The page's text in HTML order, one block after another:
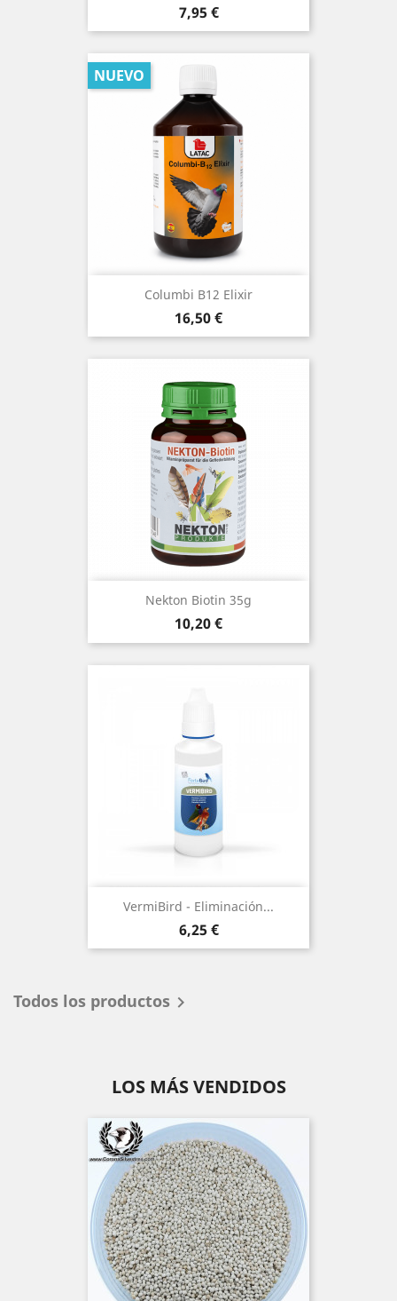
Precio
7,95 €
Columbi B12 Elixir
Precio
16,50 €
NUEVO
Nekton Biotin 35g
Precio
10,20 €
VermiBird - Eliminación...
Precio
6,25 €
Todos los productos 
LOS MÁS VENDIDOS